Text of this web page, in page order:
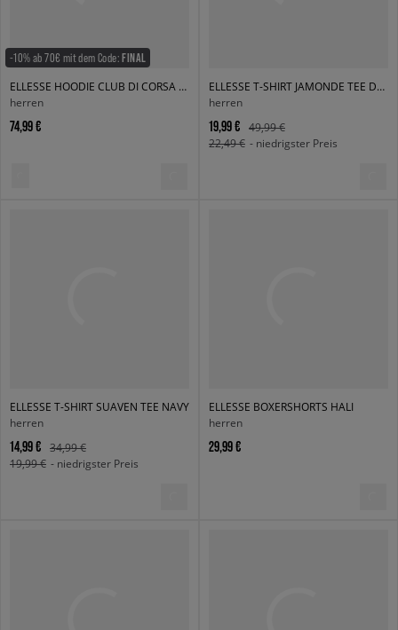
-10% ab 70€ mit dem Code:FINAL
ELLESSE HOODIE CLUB DI CORSA HOODIE
herren
74,99 €
ELLESSE T-SHIRT JAMONDE TEE DGREEN
herren
19,99 €
49,99 €
22,49 € - niedrigster Preis
ELLESSE T-SHIRT SUAVEN TEE NAVY
herren
14,99 €
34,99 €
19,99 € - niedrigster Preis
ELLESSE BOXERSHORTS HALI
herren
29,99 €